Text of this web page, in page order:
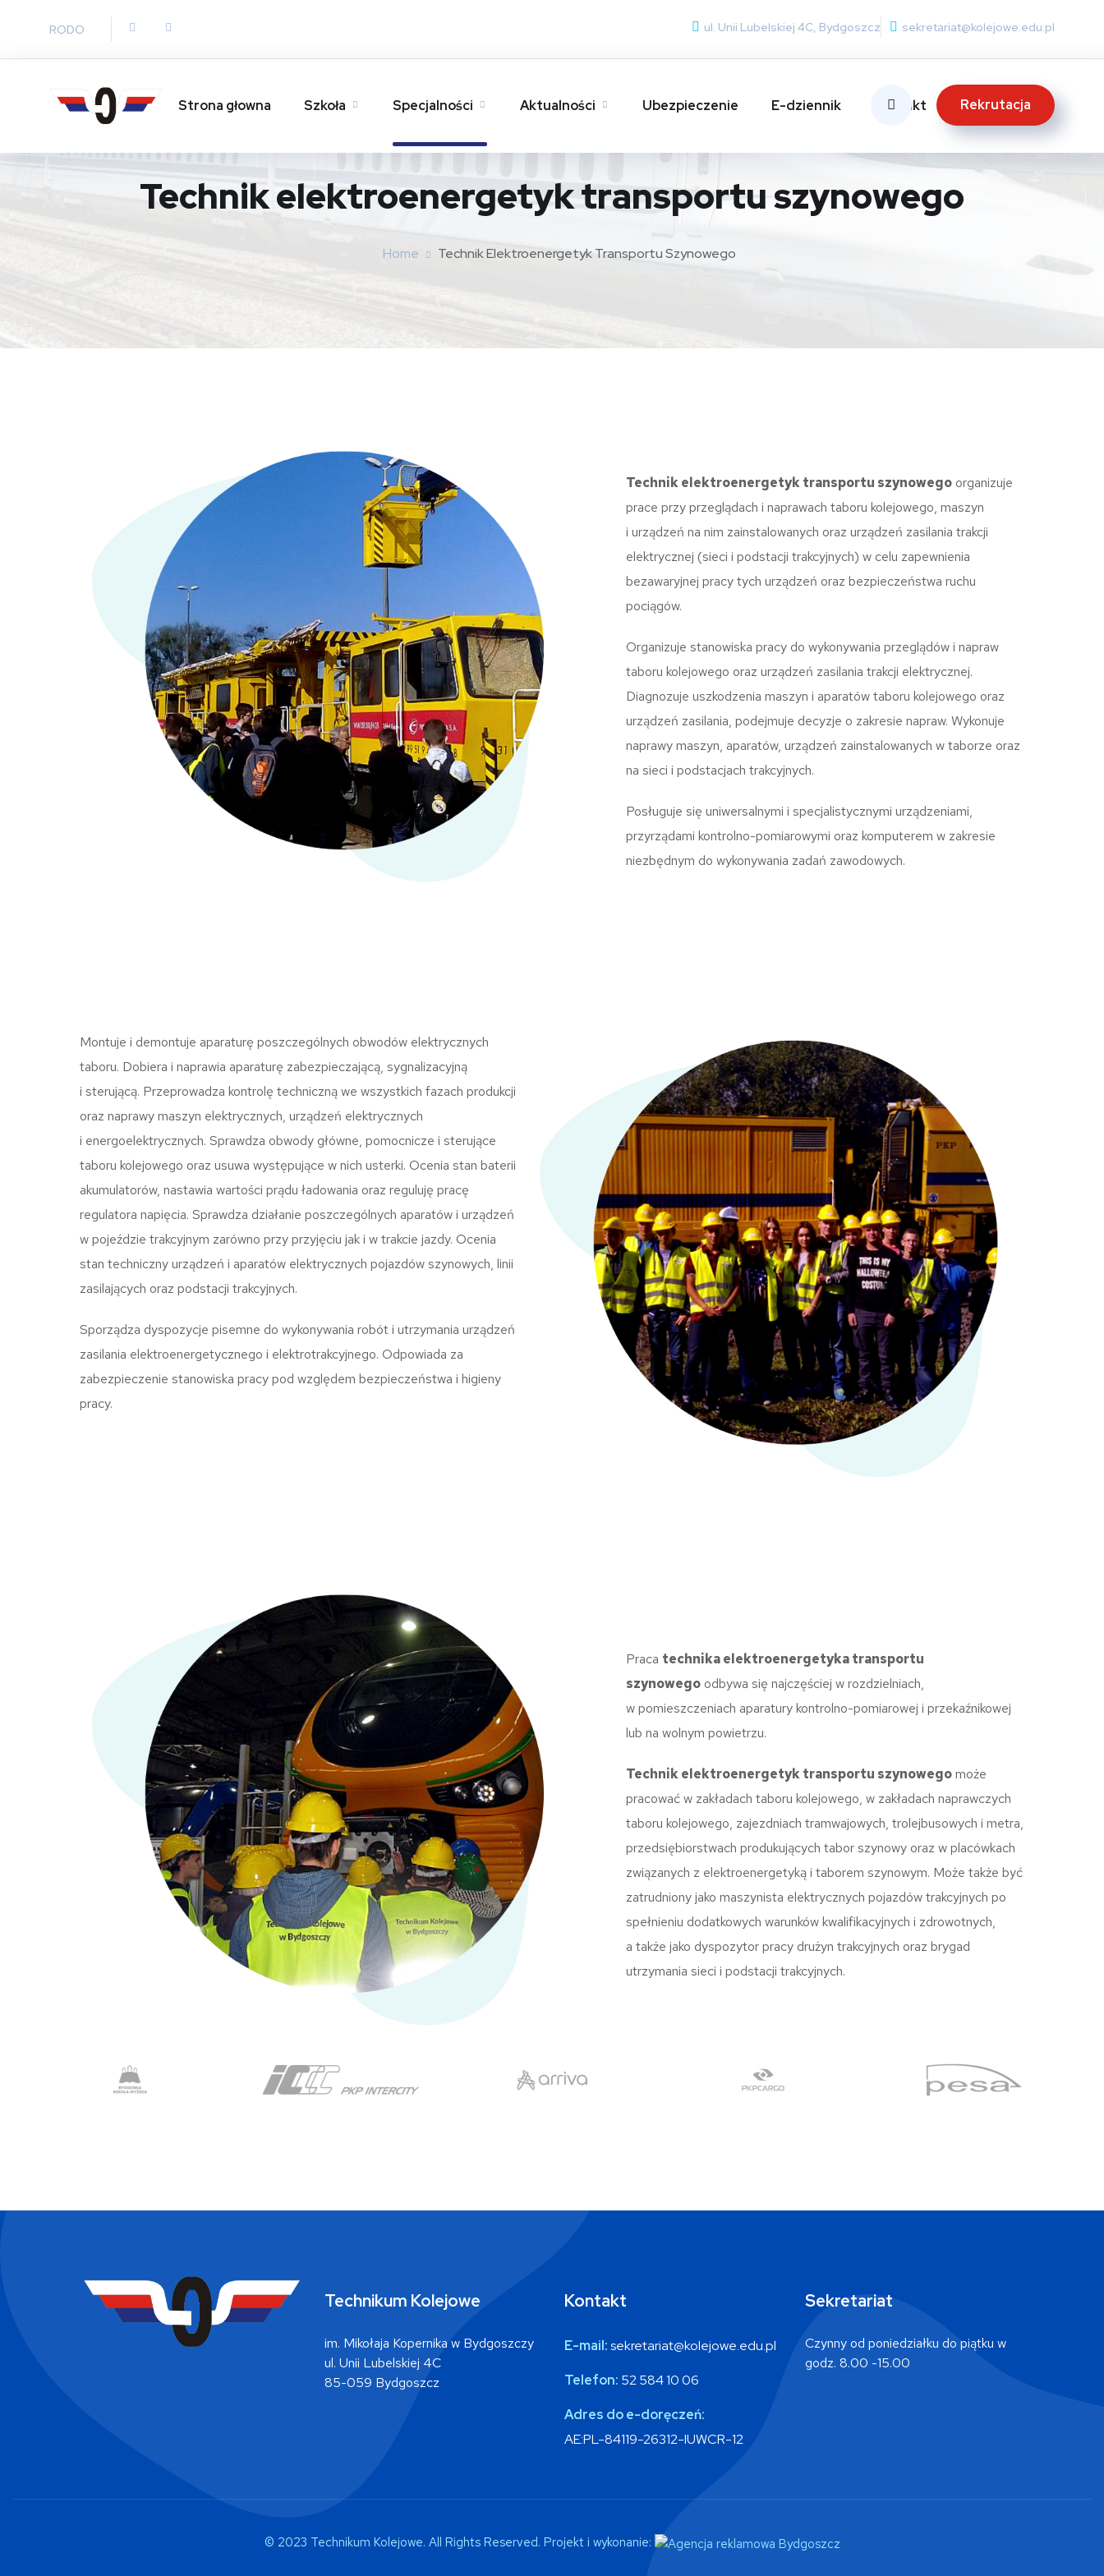
RODO ul. Unii Lubelskiej 4C, Bydgoszcz sekretariat@kolejowe.edu.pl
Strona głowna Szkoła Specjalności Aktualności Ubezpieczenie E-dziennik Kontakt Rekrutacja
Technik elektroenergetyk transportu szynowego
Home Technik Elektroenergetyk Transportu Szynowego
Technik elektroenergetyk transportu szynowego organizuje
prace przy przeglądach i naprawach taboru kolejowego, maszyn
i urządzeń na nim zainstalowanych oraz urządzeń zasilania trakcji
elektrycznej (sieci i podstacji trakcyjnych) w celu zapewnienia
bezawaryjnej pracy tych urządzeń oraz bezpieczeństwa ruchu
pociągów.
Organizuje stanowiska pracy do wykonywania przeglądów i napraw
taboru kolejowego oraz urządzeń zasilania trakcji elektrycznej.
Diagnozuje uszkodzenia maszyn i aparatów taboru kolejowego oraz
urządzeń zasilania, podejmuje decyzje o zakresie napraw. Wykonuje
naprawy maszyn, aparatów, urządzeń zainstalowanych w taborze oraz
na sieci i podstacjach trakcyjnych.
Posługuje się uniwersalnymi i specjalistycznymi urządzeniami,
przyrządami kontrolno-pomiarowymi oraz komputerem w zakresie
niezbędnym do wykonywania zadań zawodowych.
Montuje i demontuje aparaturę poszczególnych obwodów elektrycznych
taboru. Dobiera i naprawia aparaturę zabezpieczającą, sygnalizacyjną
i sterującą. Przeprowadza kontrolę techniczną we wszystkich fazach produkcji
oraz naprawy maszyn elektrycznych, urządzeń elektrycznych
i energoelektrycznych. Sprawdza obwody główne, pomocnicze i sterujące
taboru kolejowego oraz usuwa występujące w nich usterki. Ocenia stan baterii
akumulatorów, nastawia wartości prądu ładowania oraz reguluję pracę
regulatora napięcia. Sprawdza działanie poszczególnych aparatów i urządzeń
w pojeździe trakcyjnym zarówno przy przyjęciu jak i w trakcie jazdy. Ocenia
stan techniczny urządzeń i aparatów elektrycznych pojazdów szynowych, linii
zasilających oraz podstacji trakcyjnych.
Sporządza dyspozycje pisemne do wykonywania robót i utrzymania urządzeń
zasilania elektroenergetycznego i elektrotrakcyjnego. Odpowiada za
zabezpieczenie stanowiska pracy pod względem bezpieczeństwa i higieny
pracy.
Praca technika elektroenergetyka transportu
szynowego odbywa się najczęściej w rozdzielniach,
w pomieszczeniach aparatury kontrolno-pomiarowej i przekaźnikowej
lub na wolnym powietrzu.
Technik elektroenergetyk transportu szynowegomoże
pracować w zakładach taboru kolejowego, w zakładach naprawczych
taboru kolejowego, zajezdniach tramwajowych, trolejbusowych i metra,
przedsiębiorstwach produkujących tabor szynowy oraz w placówkach
związanych z elektroenergetyką i taborem szynowym. Może także być
zatrudniony jako maszynista elektrycznych pojazdów trakcyjnych po
spełnieniu dodatkowych warunków kwalifikacyjnych i zdrowotnych,
a także jako dyspozytor pracy drużyn trakcyjnych oraz brygad
utrzymania sieci i podstacji trakcyjnych.
Technikum Kolejowe
im. Mikołaja Kopernika w Bydgoszczy
ul. Unii Lubelskiej 4C
85-059 Bydgoszcz
Kontakt
E-mail:sekretariat@kolejowe.edu.pl
Telefon: 52 584 10 06
Adres doe-doręczeń:
AE:PL-84119-26312-IUWCR-12
Sekretariat
Czynny od poniedziałku do piątku w
godz. 8.00 -15.00
© 2023 Technikum Kolejowe. All Rights Reserved. Projekt i wykonanie: